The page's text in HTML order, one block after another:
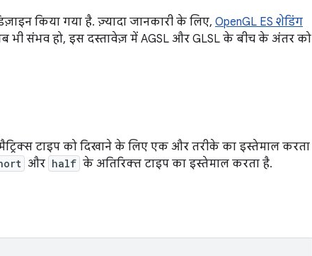
किया गया है. ज़्यादा जानकारी के लिए, OpenGL ES शेडिंग
संभव हो, इस दस्तावेज़ में AGSL और GLSL के बीच के अंतर को
टाइप को दिखाने के लिए एक और तरीके का इस्तेमाल करता
और half के अतिरिक्त टाइप का इस्तेमाल करता है.